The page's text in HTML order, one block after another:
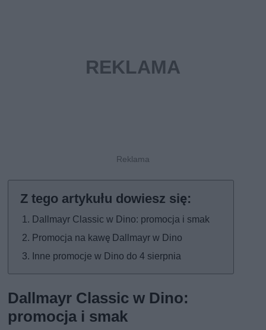
Dallmayr Classic w Dino: promocja i smak
Promocja na kawę Dallmayr w Dino
Inne promocje w Dino do 4 sierpnia
Dallmayr Classic w Dino:
promocja i smak